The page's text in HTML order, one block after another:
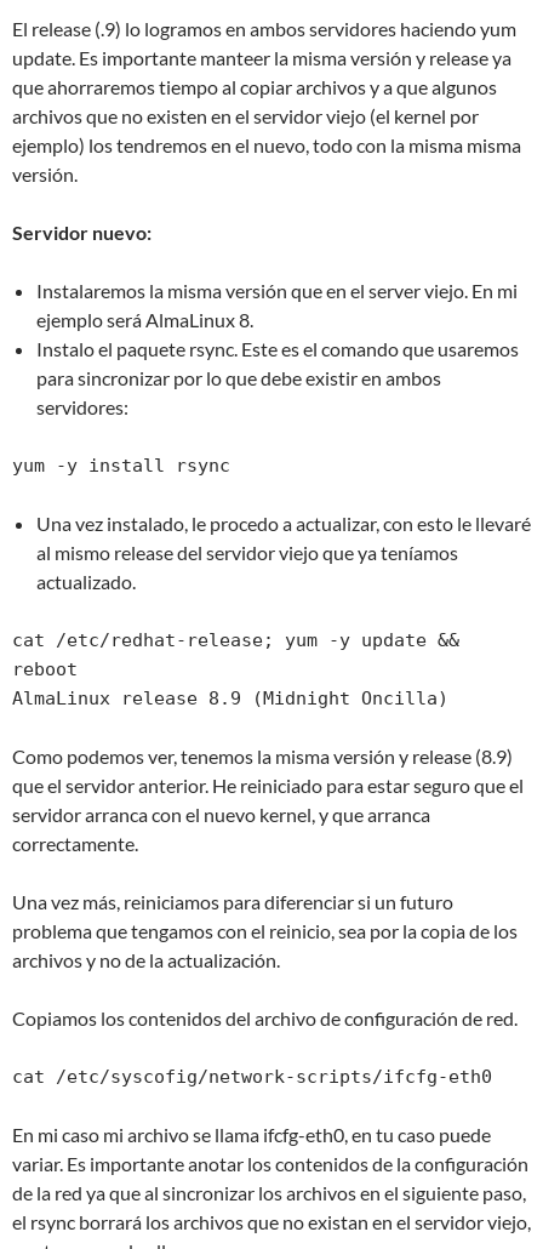
El release (.9) lo logramos en ambos servidores haciendo yum
update. Es importante manteer la misma versión y release ya
que ahorraremos tiempo al copiar archivos y a que algunos
archivos que no existen en el servidor viejo (el kernel por
ejemplo) los tendremos en el nuevo, todo con la misma misma
versión.
Servidor nuevo:
Instalaremos la misma versión que en el server viejo. En mi
ejemplo será AlmaLinux 8.
Instalo el paquete rsync. Este es el comando que usaremos
para sincronizar por lo que debe existir en ambos
servidores:
yum -y install rsync
Una vez instalado, le procedo a actualizar, con esto le llevaré
al mismo release del servidor viejo que ya teníamos
actualizado.
cat /etc/redhat-release; yum -y update &&
reboot
AlmaLinux release 8.9 (Midnight Oncilla)
Como podemos ver, tenemos la misma versión y release (8.9)
que el servidor anterior. He reiniciado para estar seguro que el
servidor arranca con el nuevo kernel, y que arranca
correctamente.
Una vez más, reiniciamos para diferenciar si un futuro
problema que tengamos con el reinicio, sea por la copia de los
archivos y no de la actualización.
Copiamos los contenidos del archivo de configuración de red.
cat /etc/syscofig/network-scripts/ifcfg-eth0
En mi caso mi archivo se llama ifcfg-eth0, en tu caso puede
variar. Es importante anotar los contenidos de la configuración
de la red ya que al sincronizar los archivos en el siguiente paso,
el rsync borrará los archivos que no existan en el servidor viejo,